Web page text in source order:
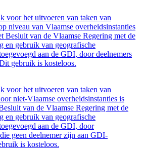
voor het uitvoeren van taken van
niveau van Vlaamse overheidsinstanties
Besluit van de Vlaamse Regering met de
en gebruik van geografische
aan de GDI, door deelnemers
gebruik is kosteloos.
voor het uitvoeren van taken van
niet-Vlaamse overheidsinstanties is
van de Vlaamse Regering met de
en gebruik van geografische
aan de GDI, door
geen deelnemer zijn aan GDI-
is kosteloos.